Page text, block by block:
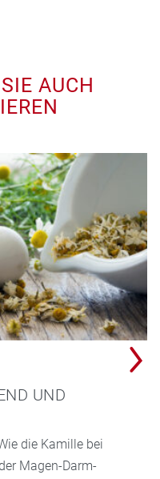
AUCH
UND
die Kamille bei
Magen-Darm-